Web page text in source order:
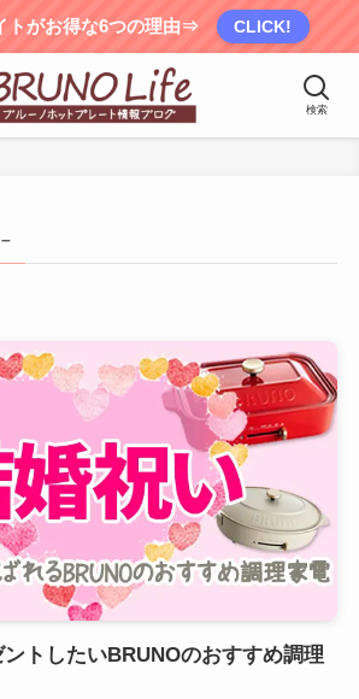
トがお得な6つの理由⇒ CLICK!
検索
トしたいBRUNOのおすすめ調理